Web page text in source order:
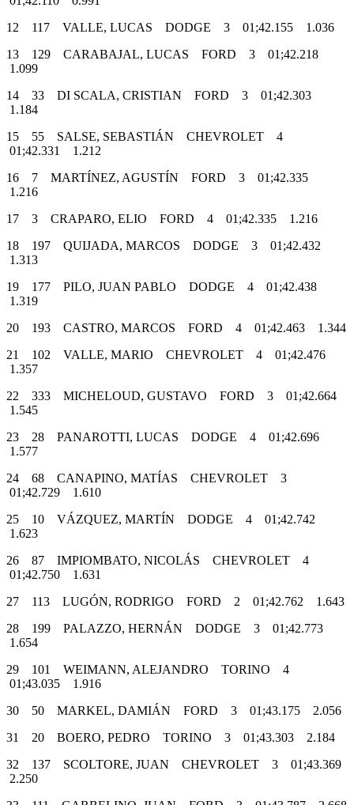
12 117 VALLE, LUCAS DODGE 3 01;42.155 1.036
13 129 CARABAJAL, LUCAS FORD 3 01;42.218
1.099
14 33 DI SCALA, CRISTIAN FORD 3 01;42.303
1.184
15 55 SALSE, SEBASTIÁN CHEVROLET 4
01;42.331 1.212
16 7 MARTÍNEZ, AGUSTÍN FORD 3 01;42.335
1.216
17 3 CRAPARO, ELIO FORD 4 01;42.335 1.216
18 197 QUIJADA, MARCOS DODGE 3 01;42.432
1.313
19 177 PILO, JUAN PABLO DODGE 4 01;42.438
1.319
20 193 CASTRO, MARCOS FORD 4 01;42.463 1.344
21 102 VALLE, MARIO CHEVROLET 4 01;42.476
1.357
22 333 MICHELOUD, GUSTAVO FORD 3 01;42.664
1.545
23 28 PANAROTTI, LUCAS DODGE 4 01;42.696
1.577
24 68 CANAPINO, MATÍAS CHEVROLET 3
01;42.729 1.610
25 10 VÁZQUEZ, MARTÍN DODGE 4 01;42.742
1.623
26 87 IMPIOMBATO, NICOLÁS CHEVROLET 4
01;42.750 1.631
27 113 LUGÓN, RODRIGO FORD 2 01;42.762 1.643
28 199 PALAZZO, HERNÁN DODGE 3 01;42.773
1.654
29 101 WEIMANN, ALEJANDRO TORINO 4
01;43.035 1.916
30 50 MARKEL, DAMIÁN FORD 3 01;43.175 2.056
31 20 BOERO, PEDRO TORINO 3 01;43.303 2.184
32 137 SCOLTORE, JUAN CHEVROLET 3 01;43.369
2.250